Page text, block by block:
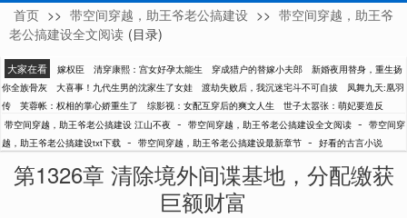
江山不夜
首页 >> 带空间穿越，助王爷老公搞建设 >> 带空间穿越，助王爷
老公搞建设全文阅读 (目录)
大家在看 嫁权臣 清穿康熙：宫女好孕太能生 穿成猎户的替嫁小夫郎
新婚夜用替身，重生扬
你全族骨灰
大喜事！九代生男的沈家生了女娃 渡劫失败后，我沉迷宅斗不可自拔
凤舞九天:凰羽
传
芙蓉帐：权相的掌心娇重生了 综影视：女配互穿后的爽文人生
世子太嚣张：萌妃要造反
带空间穿越，助王爷老公搞建设 江山不夜 - 带空间穿越，助王爷老公搞建设全文阅读 - 带空间穿
越，助王爷老公搞建设txt下载 - 带空间穿越，助王爷老公搞建设最新章节 - 好看的古言小说
第1326章 清除境外间谍基地，分配缴获
巨额财富